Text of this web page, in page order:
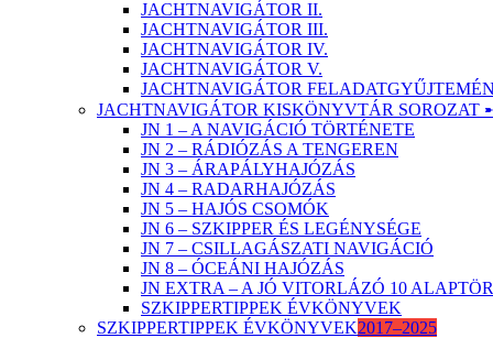
JACHTNAVIGÁTOR II.
JACHTNAVIGÁTOR III.
JACHTNAVIGÁTOR IV.
JACHTNAVIGÁTOR V.
JACHTNAVIGÁTOR
JACHTNAVIGÁTOR KISKÖNYVTÁR SOROZAT
JN 1 – A NAVIGÁCIÓ TÖRTÉNETE
JN 2 – RÁDIÓZÁS A TENGEREN
JN 3 – ÁRAPÁLYHAJÓZÁS
JN 4 – RADARHAJÓZÁS
JN 5 – HAJÓS CSOMÓK
JN 6 – SZKIPPER ÉS LEGÉNYSÉGE
JN 7 – CSILLAGÁSZATI NAVIGÁCIÓ
JN 8 – ÓCEÁNI HAJÓZÁS
JN EXTRA – A JÓ VITORLÁZÓ 10
SZKIPPERTIPPEK ÉVKÖNYVEK
SZKIPPERTIPPEK ÉVKÖNYVEK2017–2025